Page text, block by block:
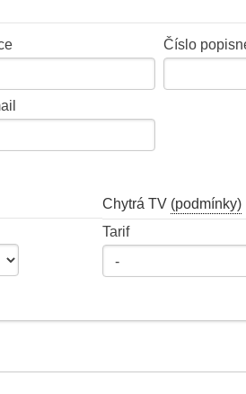
Číslo
Chytrá TV (podmínky)
Tarif